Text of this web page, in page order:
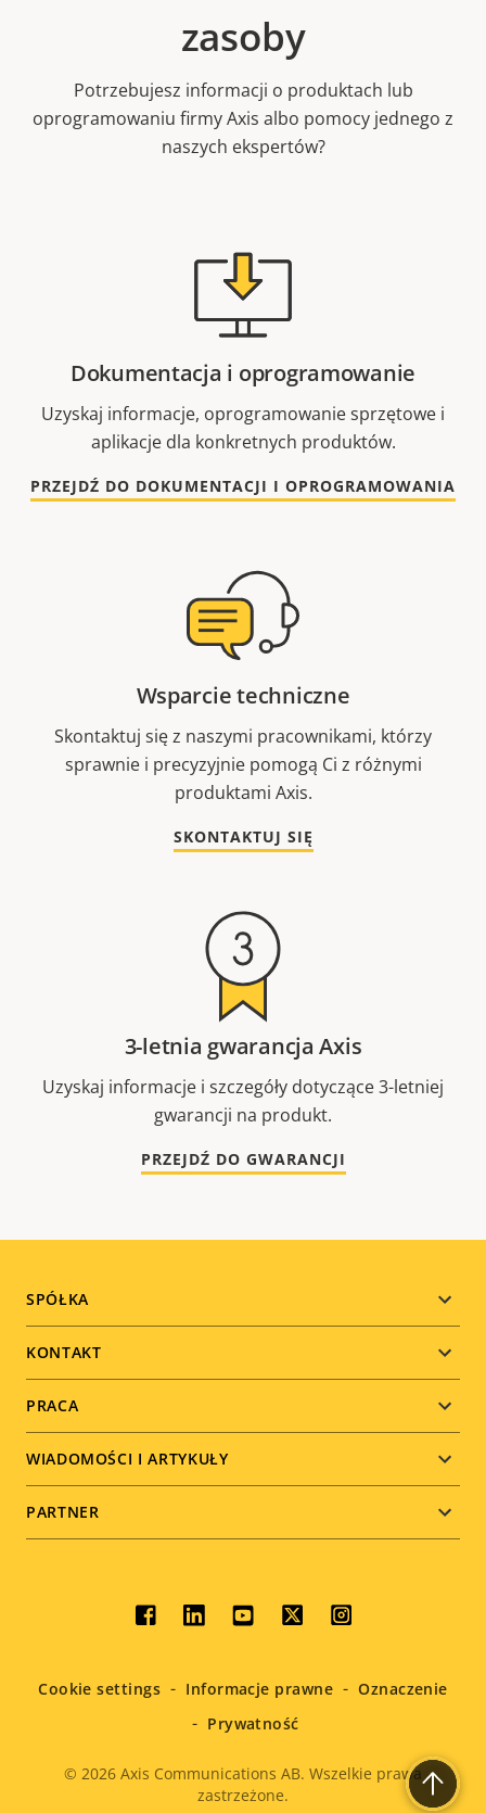
zasoby
Potrzebujesz informacji o produktach lub
oprogramowaniu firmy Axis albo pomocy jednego z
naszych ekspertów?
Dokumentacja i oprogramowanie
Uzyskaj informacje, oprogramowanie sprzętowe i
aplikacje dla konkretnych produktów.
PRZEJDŹ DO DOKUMENTACJI I OPROGRAMOWANIA
Wsparcie techniczne
Skontaktuj się z naszymi pracownikami, którzy
sprawnie i precyzyjnie pomogą Ci z różnymi
produktami Axis.
SKONTAKTUJ SIĘ
3-letnia gwarancja Axis
Uzyskaj informacje i szczegóły dotyczące 3-letniej
gwarancji na produkt.
PRZEJDŹ DO GWARANCJI
Footer
menu
SPÓŁKA
KONTAKT
PRACA
WIADOMOŚCI I ARTYKUŁY
PARTNER
Social
menu
© 2026 Axis Communications AB. Wszelkie prawa
zastrzeżone.
Cookie settings Informacje prawne
Oznaczenie
Prywatność